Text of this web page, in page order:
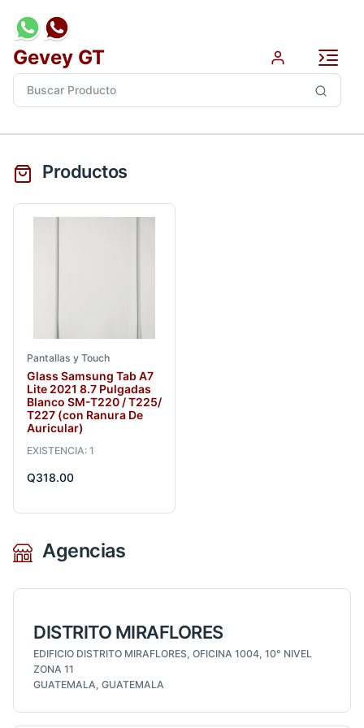
Gevey GT
Productos
Pantallas y Touch
Glass Samsung Tab A7
Lite 2021 8.7 Pulgadas
Blanco SM-T220 / T225/
T227 (con Ranura De
Auricular)
EXISTENCIA: 1
Q318.00
Agencias
DISTRITO MIRAFLORES
EDIFICIO DISTRITO MIRAFLORES, OFICINA 1004, 10° NIVEL
ZONA 11
GUATEMALA, GUATEMALA